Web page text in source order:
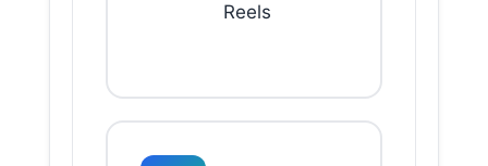
Reels